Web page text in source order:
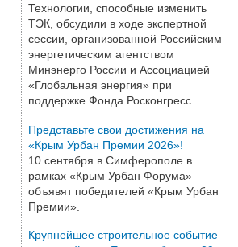
Технологии, способные изменить
ТЭК, обсудили в ходе экспертной
сессии, организованной Российским
энергетическим агентством
Минэнерго России и Ассоциацией
«Глобальная энергия» при
поддержке Фонда Росконгресс.
Представьте свои достижения на
«Крым Урбан Премии 2026»!
10 сентября в Симферополе в
рамках «Крым Урбан Форума»
объявят победителей «Крым Урбан
Премии».
Крупнейшее строительное событие